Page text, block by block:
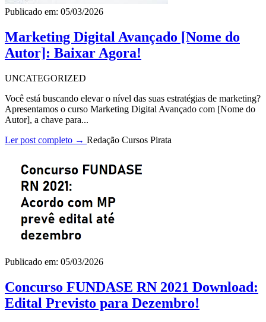
Publicado em: 05/03/2026
Marketing Digital Avançado [Nome do
Autor]: Baixar Agora!
UNCATEGORIZED
Você está buscando elevar o nível das suas estratégias de marketing?
Apresentamos o curso Marketing Digital Avançado com [Nome do
Autor], a chave para...
Ler post completo → Redação Cursos Pirata
Publicado em: 05/03/2026
Concurso FUNDASE RN 2021 Download:
Edital Previsto para Dezembro!